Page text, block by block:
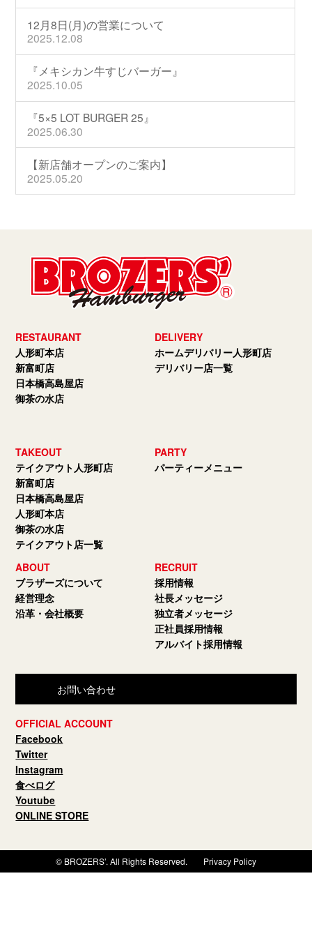
12月8日(月)の営業について
2025.12.08
『メキシカン牛すじバーガー』
2025.10.05
『5×5 LOT BURGER 25』
2025.06.30
【新店舗オープンのご案内】
2025.05.20
RESTAURANT
人形町本店
新富町店
日本橋高島屋店
御茶の水店
DELIVERY
ホームデリバリー人形町店
デリバリー店一覧
TAKEOUT
テイクアウト人形町店
新富町店
日本橋高島屋店
人形町本店
御茶の水店
テイクアウト店一覧
PARTY
パーティーメニュー
ABOUT
ブラザーズについて
経営理念
沿革・会社概要
RECRUIT
採用情報
社長メッセージ
独立者メッセージ
正社員採用情報
アルバイト採用情報
お問い合わせ
OFFICIAL ACCOUNT
Facebook
Twitter
Instagram
食べログ
Youtube
ONLINE STORE
© BROZERS’. All Rights Reserved. Privacy Policy